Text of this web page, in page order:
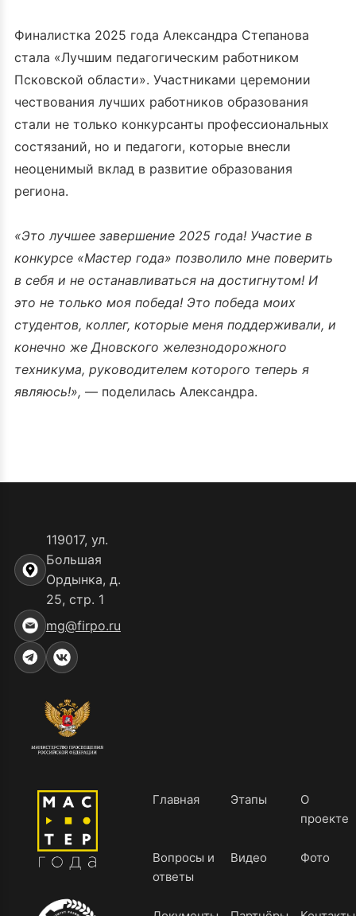
Финалистка 2025 года Александра Степанова
стала «Лучшим педагогическим работником
Псковской области». Участниками церемонии
чествования лучших работников образования
стали не только конкурсанты профессиональных
состязаний, но и педагоги, которые внесли
неоценимый вклад в развитие образования
региона.
«Это лучшее завершение 2025 года! Участие в
конкурсе «Мастер года» позволило мне поверить
в себя и не останавливаться на достигнутом! И
это не только моя победа! Это победа моих
студентов, коллег, которые меня поддерживали, и
конечно же Дновского железнодорожного
техникума, руководителем которого теперь я
являюсь!», — поделилась Александра.
119017, ул.
Большая
Ордынка, д.
25, стр. 1
mg@firpo.ru
Главная Этапы
О
проекте
Вопросы и
ответы
Видео Фото